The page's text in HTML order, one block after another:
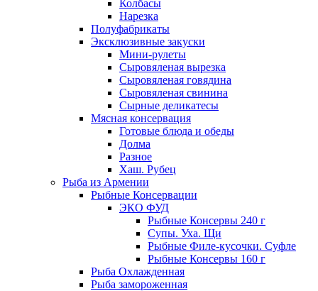
Колбасы
Нарезка
Полуфабрикаты
Эксклюзивные закуски
Мини-рулеты
Сыровяленая вырезка
Сыровяленая говядина
Сыровяленая свинина
Сырные деликатесы
Мясная консервация
Готовые блюда и обеды
Долма
Разное
Хаш. Рубец
Рыба из Армении
Рыбные Консервации
ЭКО ФУД
Рыбные Консервы 240 г
Супы. Уха. Щи
Рыбные Филе-кусочки. Суфле
Рыбные Консервы 160 г
Рыба Охлажденная
Рыба замороженная